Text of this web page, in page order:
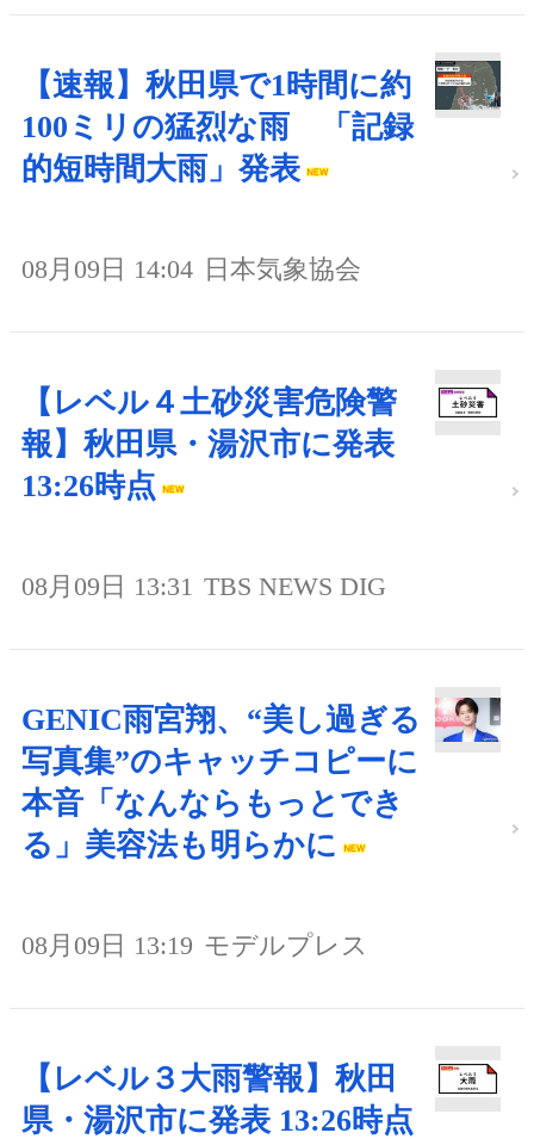
【速報】秋田県で1時間に約
100ミリの猛烈な雨 「記録
的短時間大雨」発表
08月09日 14:04 日本気象協会
【レベル４土砂災害危険警
報】秋田県・湯沢市に発表
13:26時点
08月09日 13:31 TBS NEWS DIG
GENIC雨宮翔、“美し過ぎる
写真集”のキャッチコピーに
本音「なんならもっとでき
る」美容法も明らかに
08月09日 13:19 モデルプレス
【レベル３大雨警報】秋田
県・湯沢市に発表 13:26時点